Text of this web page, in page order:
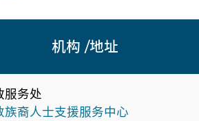
机构 /地址
服务处
裔人士支援服务中心